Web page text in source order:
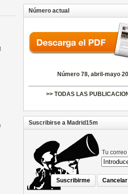
Número actual
Número 78, abril-mayo
>> TODAS LAS
Suscribirse a Madrid15m
Tu